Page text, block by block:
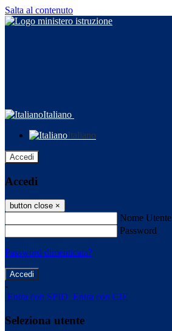
Salta al contenuto
Italiano
Italiano
Accedi
Accedi
button close ×
Nome Utente
Password
Password dimenticata?
-
Entra con SPID Entra con CIE
Seleziona utente